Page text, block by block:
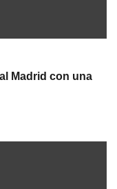
Madrid con una